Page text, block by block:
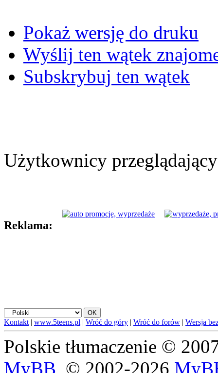
Pokaż wersję do druku
Wyślij ten wątek
Subskrybuj ten wątek
Użytkownicy
Reklama:
Kontakt | www.5teens.pl | Wróć do góry | Wróć do forów | Wersja
Polskie tłumaczenie ©
MyBB, © 2002-2026